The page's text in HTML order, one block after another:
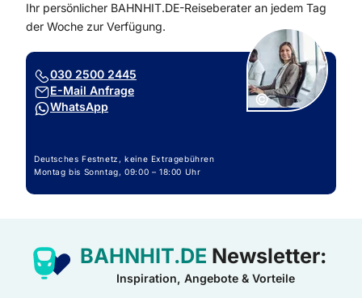
Ihr persönlicher BAHNHIT.DE-Reiseberater an jedem Tag
der Woche zur Verfügung.
030 2500 2445
E-Mail Anfrage
WhatsApp
Deutsches Festnetz, keine Extragebühren
Montag bis Sonntag, 09:00 – 18:00 Uhr
Copyright:
©
BAHNHIT.DE Newsletter:
Inspiration, Angebote & Vorteile